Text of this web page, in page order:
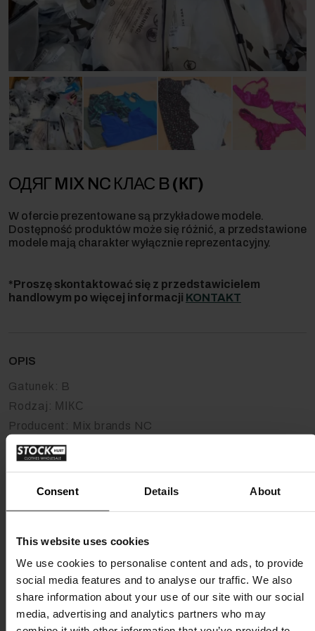
Consent Details About
This website uses cookies
We use cookies to personalise content and ads, to provide
social media features and to analyse our traffic. We also
share information about your use of our site with our social
media, advertising and analytics partners who may
ОДЯГ MIX NC КЛАС B(КГ)
W ofercie prezentowane są przykładowe modele.
Dostępność produktów może się różnić, a przedstawione
modele mają charakter wyłącznie reprezentacyjny.
*Proszę skontaktować się z przedstawicielem
handlowym po więcej informacji KONTAKT
OPIS
Gatunek: B
Rodzaj: МІКС
Producent: Mix brands NC
Jednostka:
Одяг змішаних брендів NC
весна/літо або осінь/зима)
Одяг класу В - це споживчі речі, повернуті з поточного або
попереднього сезону, здебільшого з паперовою
етикеткою або коробкою. Одяг може мати мінімальні,